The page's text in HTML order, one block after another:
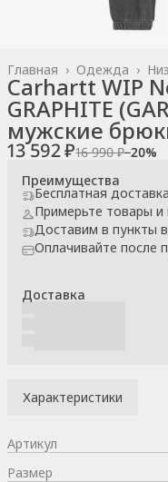
Низ
Одежда ›
Главная ›
Carhartt WIP
GRAPHITE
мужские
13 592 ₽16 990 ₽−20%
Преимущества
Бесплатная
Примерьте товары
Доставим в пункты
Оплачивайте после
Доставка
Характеристики
Артикул
Размер